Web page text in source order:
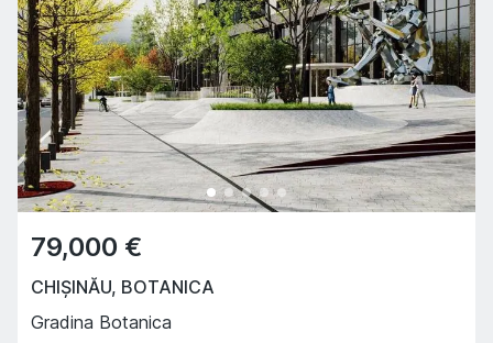
79,000 €
CHIȘINĂU, BOTANICA
Gradina Botanica